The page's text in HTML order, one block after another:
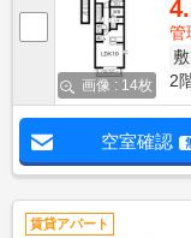
画像 : 14枚
管
敷
2
空室確認
賃貸アパート